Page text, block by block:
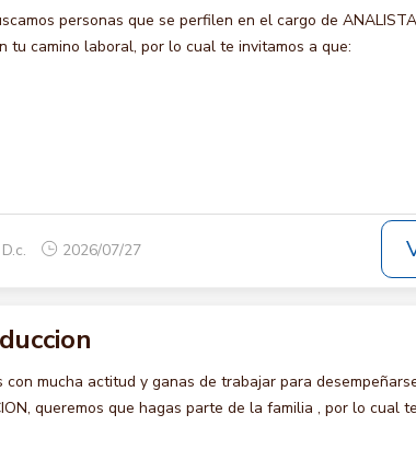
personas que se perfilen en el cargo de
tu camino laboral, por lo cual te invitamos a que:
2026/07/27
con mucha actitud y ganas de trabajar para
queremos que hagas parte de la familia , por lo cual